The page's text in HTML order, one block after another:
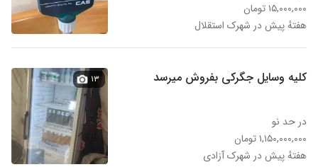
۱۵,۰۰۰,۰۰۰ تومان
هفتهٔ پیش در شهرک استقلال
کلیه وسایل جگرکی بفروش میرسد
در حد نو
۱,۱۵۰,۰۰۰,۰۰۰ تومان
هفتهٔ پیش در شهرک آزادی
۱۳